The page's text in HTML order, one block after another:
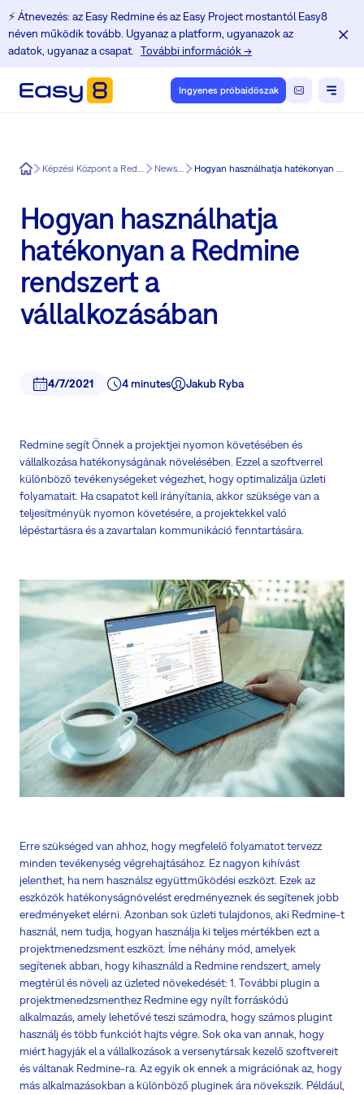
⚡️ Átnevezés: az Easy Redmine és az Easy Project mostantól Easy8
néven működik tovább. Ugyanaz a platform, ugyanazok az
adatok, ugyanaz a csapat.
További információk →
Ingyenes próbaidőszak
Easy8 Képzési Központ a Redmine felhasználók számára News in Easy8 Hogyan használhatja hatékonyan a Redmine rendszert a vállalkozásában
Hogyan használhatja
hatékonyan a Redmine
rendszert a
vállalkozásában
4/7/2021 4 minutes Jakub Ryba
Redmine segít Önnek a projektjei nyomon követésében és
vállalkozása hatékonyságának növelésében. Ezzel a szoftverrel
különböző tevékenységeket végezhet, hogy optimalizálja üzleti
folyamatait. Ha csapatot kell irányítania, akkor szüksége van a
teljesítményük nyomon követésére, a projektekkel való
lépéstartásra és a zavartalan kommunikáció fenntartására.
Erre szükséged van ahhoz, hogy megfelelő folyamatot tervezz
minden tevékenység végrehajtásához. Ez nagyon kihívást
jelenthet, ha nem használsz együttműködési eszközt. Ezek az
eszközök hatékonyságnövelést eredményeznek és segítenek jobb
eredményeket elérni. Azonban sok üzleti tulajdonos, aki Redmine-t
használ, nem tudja, hogyan használja ki teljes mértékben ezt a
projektmenedzsment eszközt. Íme néhány mód, amelyek
segítenek abban, hogy kihasználd a Redmine rendszert, amely
megtérül és növeli az üzleted növekedését: 1. További plugin a
projektmenedzsmenthez Redmine egy nyílt forráskódú
alkalmazás, amely lehetővé teszi számodra, hogy számos plugint
használj és több funkciót hajts végre. Sok oka van annak, hogy
miért hagyják el a vállalkozások a versenytársak kezelő szoftvereit
és váltanak Redmine-ra. Az egyik ok ennek a migrációnak az, hogy
más alkalmazásokban a különböző pluginek ára növekszik. Például,